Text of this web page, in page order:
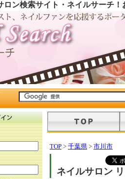
ロン検索サイト・ネイルサーチ
TOP > 千葉県 > 市川市
ネイルサロン